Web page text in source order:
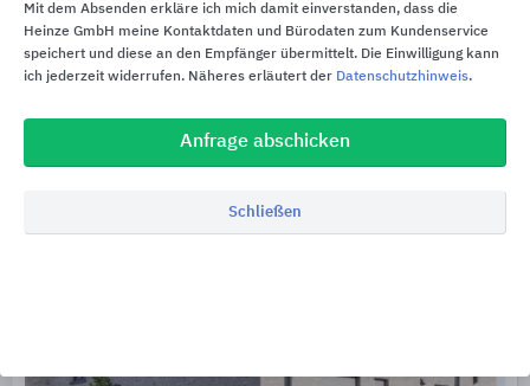
Mit dem Absenden erkläre ich mich damit einverstanden, dass die
Heinze GmbH meine Kontaktdaten und Bürodaten zum Kundenservice
speichert und diese an den Empfänger übermittelt. Die Einwilligung kann
ich jederzeit widerrufen. Näheres erläutert der Datenschutzhinweis.
Anfrage abschicken
Schließen